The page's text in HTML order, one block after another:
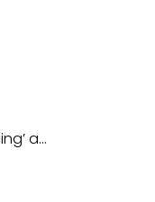
CIS scherpt definitie ‘claimmelding’ aan